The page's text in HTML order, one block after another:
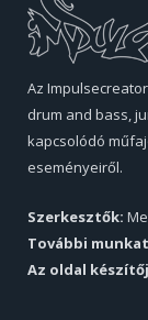
Az
drum and bass,
kapcsolódó
eseményeiről.
Szerkesztők:
További
Az oldal